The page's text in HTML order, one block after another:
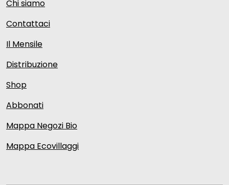
Chi siamo
Contattaci
Il Mensile
Distribuzione
Shop
Abbonati
Mappa Negozi Bio
Mappa Ecovillaggi